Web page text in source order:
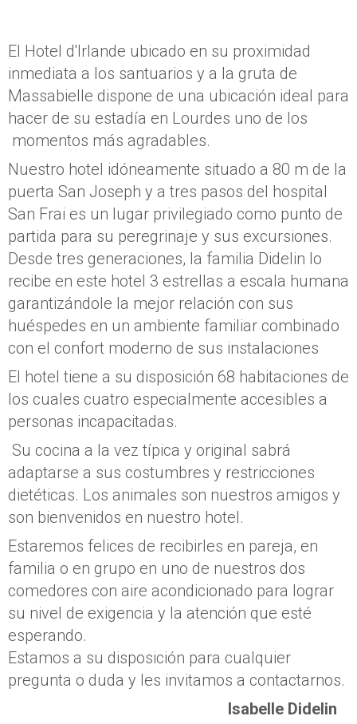
El Hotel d'Irlande ubicado en su proximidad
inmediata a los santuarios y a la gruta de
Massabielle dispone de una ubicación ideal para
hacer de su estadía en Lourdes uno de los
momentos más agradables.
Nuestro hotel idóneamente situado a 80 m de la
puerta San Joseph y a tres pasos del hospital
San Frai es un lugar privilegiado como punto de
partida para su peregrinaje y sus excursiones.
Desde tres generaciones, la familia Didelin lo
recibe en este hotel 3 estrellas a escala humana
garantizándole la mejor relación con sus
huéspedes en un ambiente familiar combinado
con el confort moderno de sus instalaciones
El hotel tiene a su disposición 68 habitaciones de
los cuales cuatro especialmente accesibles a
personas incapacitadas.
Su cocina a la vez típica y original sabrá
adaptarse a sus costumbres y restricciones
dietéticas. Los animales son nuestros amigos y
son bienvenidos en nuestro hotel.
Estaremos felices de recibirles en pareja, en
familia o en grupo en uno de nuestros dos
comedores con aire acondicionado para lograr
su nivel de exigencia y la atención que esté
esperando.
Estamos a su disposición para cualquier
pregunta o duda y les invitamos a contactarnos.
Isabelle Didelin